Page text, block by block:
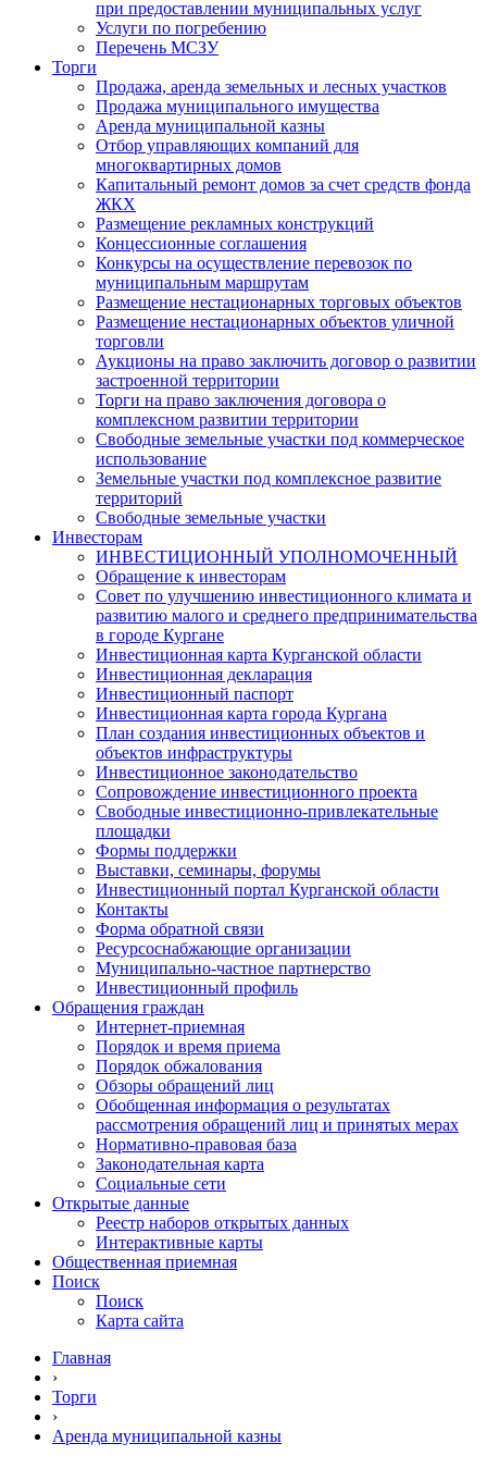
при предоставлении муниципальных услуг
Услуги по погребению
Перечень МСЗУ
Торги
Продажа, аренда земельных и лесных участков
Продажа муниципального имущества
Аренда муниципальной казны
Отбор управляющих компаний для
многоквартирных домов
Капитальный ремонт домов за счет средств фонда
ЖКХ
Размещение рекламных конструкций
Концессионные соглашения
Конкурсы на осуществление перевозок по
муниципальным маршрутам
Размещение нестационарных торговых объектов
Размещение нестационарных объектов уличной
торговли
Аукционы на право заключить договор о развитии
застроенной территории
Торги на право заключения договора о
комплексном развитии территории
Свободные земельные участки под коммерческое
использование
Земельные участки под комплексное развитие
территорий
Свободные земельные участки
Инвесторам
ИНВЕСТИЦИОННЫЙ УПОЛНОМОЧЕННЫЙ
Обращение к инвесторам
Совет по улучшению инвестиционного климата и
развитию малого и среднего предпринимательства
в городе Кургане
Инвестиционная карта Курганской области
Инвестиционная декларация
Инвестиционный паспорт
Инвестиционная карта города Кургана
План создания инвестиционных объектов и
объектов инфраструктуры
Инвестиционное законодательство
Сопровождение инвестиционного проекта
Свободные инвестиционно-привлекательные
площадки
Формы поддержки
Выставки, семинары, форумы
Инвестиционный портал Курганской области
Контакты
Форма обратной связи
Ресурсоснабжающие организации
Муниципально-частное партнерство
Инвестиционный профиль
Обращения граждан
Интернет-приемная
Порядок и время приема
Порядок обжалования
Обзоры обращений лиц
Обобщенная информация о результатах
рассмотрения обращений лиц и принятых мерах
Нормативно-правовая база
Законодательная карта
Социальные сети
Открытые данные
Реестр наборов открытых данных
Интерактивные карты
Общественная приемная
Поиск
Поиск
Карта сайта
Главная
›
Торги
›
Аренда муниципальной казны